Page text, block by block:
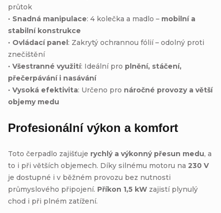
průtok
• Snadná manipulace: 4 kolečka a madlo – mobilní a
stabilní konstrukce
• Ovládací panel: Zakrytý ochrannou fólií – odolný proti
znečištění
• Všestranné využití: Ideální pro plnění, stáčení,
přečerpávání i nasávání
• Vysoká efektivita: Určeno pro náročné provozy a větší
objemy medu
Profesionální výkon a komfort
Toto čerpadlo zajišťuje rychlý a výkonný přesun medu, a
to i při větších objemech. Díky silnému motoru na 230 V
je dostupné i v běžném provozu bez nutnosti
průmyslového připojení. Příkon 1,5 kW zajistí plynulý
chod i při plném zatížení.